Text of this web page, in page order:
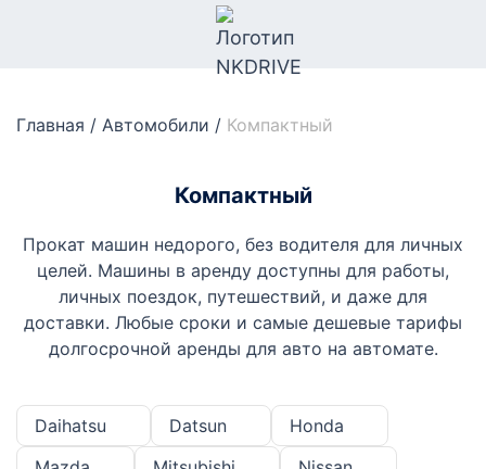
Главная / Автомобили / Компактный
Компактный
Прокат машин недорого, без водителя для личных
целей. Машины в аренду доступны для работы,
личных поездок, путешествий, и даже для
доставки. Любые сроки и самые дешевые тарифы
долгосрочной аренды для авто на автомате.
Daihatsu Datsun
Honda